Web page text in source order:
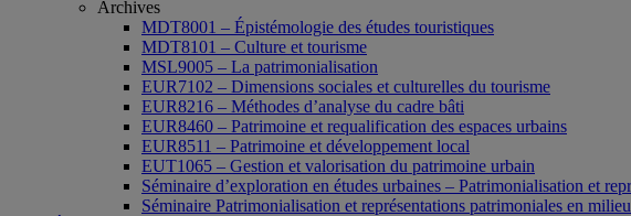
Archives
MDT8001 – Épistémologie des études touristiques
MDT8101 – Culture et tourisme
MSL9005 – La patrimonialisation
EUR7102 – Dimensions sociales et culturelles du tourisme
EUR8216 – Méthodes d’analyse du cadre bâti
EUR8460 – Patrimoine et requalification des espaces urbains
EUR8511 – Patrimoine et développement local
EUT1065 – Gestion et valorisation du patrimoine urbain
Séminaire d’exploration en études urbaines – Patrimonialisation et
Séminaire Patrimonialisation et représentations patrimoniales en